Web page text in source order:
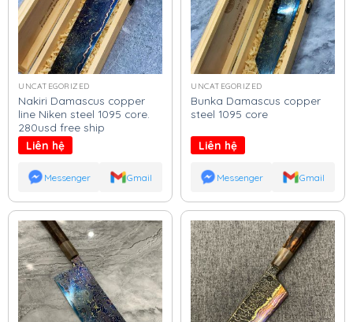
UNCATEGORIZED
Nakiri Damascus copper
line Niken steel 1095 core.
280usd free ship
Liên hệ
Messenger Gmail
UNCATEGORIZED
Bunka Damascus copper
steel 1095 core
Liên hệ
Messenger Gmail